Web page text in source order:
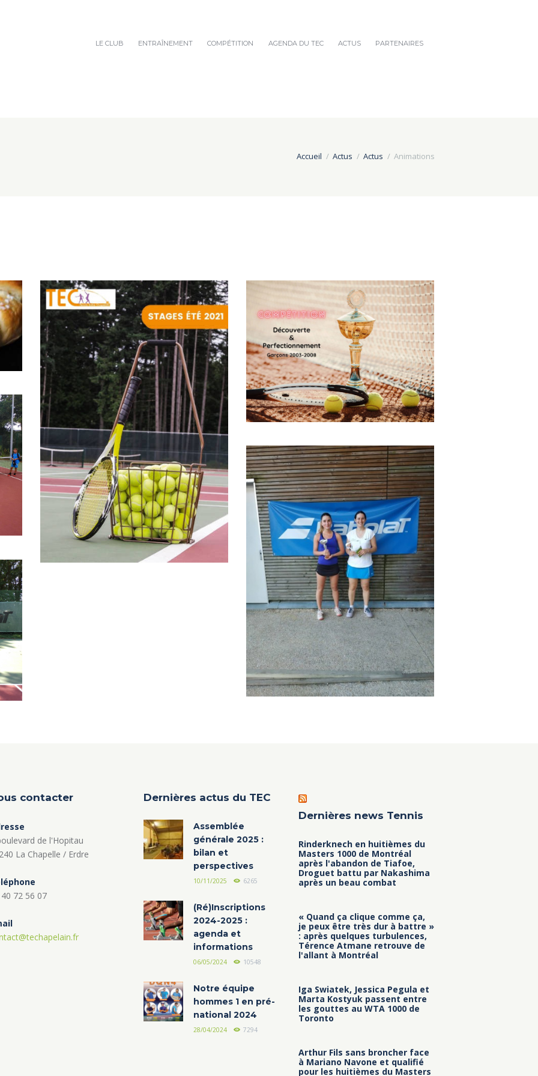
LE CLUB ENTRAÎNEMENT COMPÉTITION AGENDA DU TEC ACTUS PARTENAIRES
Accueil Actus Actus Animations
Programme de
perfectionnement à la
compétition garçons
10/01/2021
Cette année le club va proposer
plusieurs animations pour les jeunes
garçons nés entre 2003 et 2008 et
classés NC et 30/5, pour leur faire
découvrir la compétition (ou se
perfectionner). Programme : Action 1 :
après-midi découverte et
perfectionnement à la compétition
(GRATUIT) Après-midi du samedi 20
mars de 15h00 à 17h30. Au
programme
Tournoi double chance
édition des doubles parents / enfants !
contacter
de l'Hopitau
La Chapelle / Erdre
72 56 07
Dernières actus du TEC
Assemblée
générale 2025 :
bilan et
perspectives
10/11/2025 6265
(Ré)Inscriptions
2024-2025 :
agenda et
informations
06/05/2024 10548
Notre équipe
hommes 1 en pré-
national 2024
28/04/2024 7294
Dernières news Tennis
Rinderknech en huitièmes du
Masters 1000 de Montréal
après l'abandon de Tiafoe,
Droguet battu par Nakashima
après un beau combat
« Quand ça clique comme ça,
je peux être très dur à battre »
: après quelques turbulences,
Térence Atmane retrouve de
l'allant à Montréal
Iga Swiatek, Jessica Pegula et
Marta Kostyuk passent entre
les gouttes au WTA 1000 de
Toronto
Arthur Fils sans broncher face
à Mariano Navone et qualifié
pour les huitièmes du Masters